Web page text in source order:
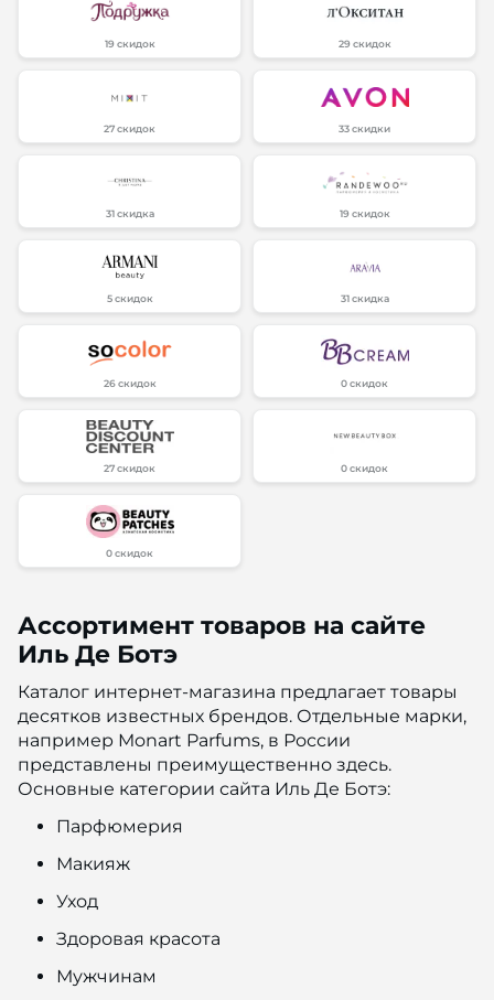
19 скидок 29 скидок
27 скидок 33 скидки
31 скидка 19 скидок
5 скидок 31 скидка
26 скидок 0 скидок
27 скидок 0 скидок
0 скидок
Ассортимент товаров на сайте
Иль Де Ботэ
Каталог интернет-магазина предлагает товары
десятков известных брендов. Отдельные марки,
например Monart Parfums, в России
представлены преимущественно здесь.
Основные категории сайта Иль Де Ботэ:
Парфюмерия
Макияж
Уход
Здоровая красота
Мужчинам